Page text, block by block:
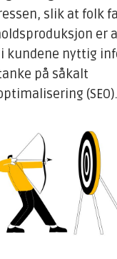
slik at folk
er
kundene nyttig
på såkalt
(SEO).